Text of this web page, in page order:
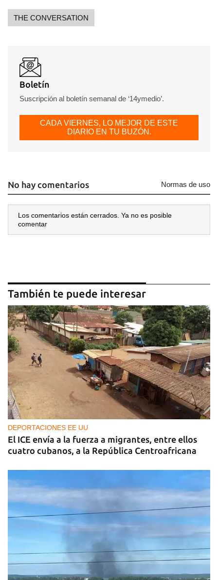
THE CONVERSATION
Boletín
Suscripción al boletín semanal de ‘14ymedio’.
CADA VIERNES, LO MEJOR DE ESTE
DIARIO EN TU BUZÓN.
No hay comentarios Normas de uso
Los comentarios están cerrados. Ya no es posible
comentar
También te puede interesar
DEPORTACIONES EE UU
El ICE envía a la fuerza a migrantes, entre ellos
cuatro cubanos, a la República Centroafricana